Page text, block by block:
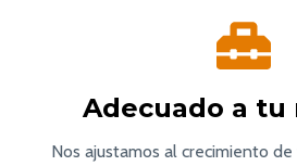
Adecuado a tu
Nos ajustamos al crecimiento